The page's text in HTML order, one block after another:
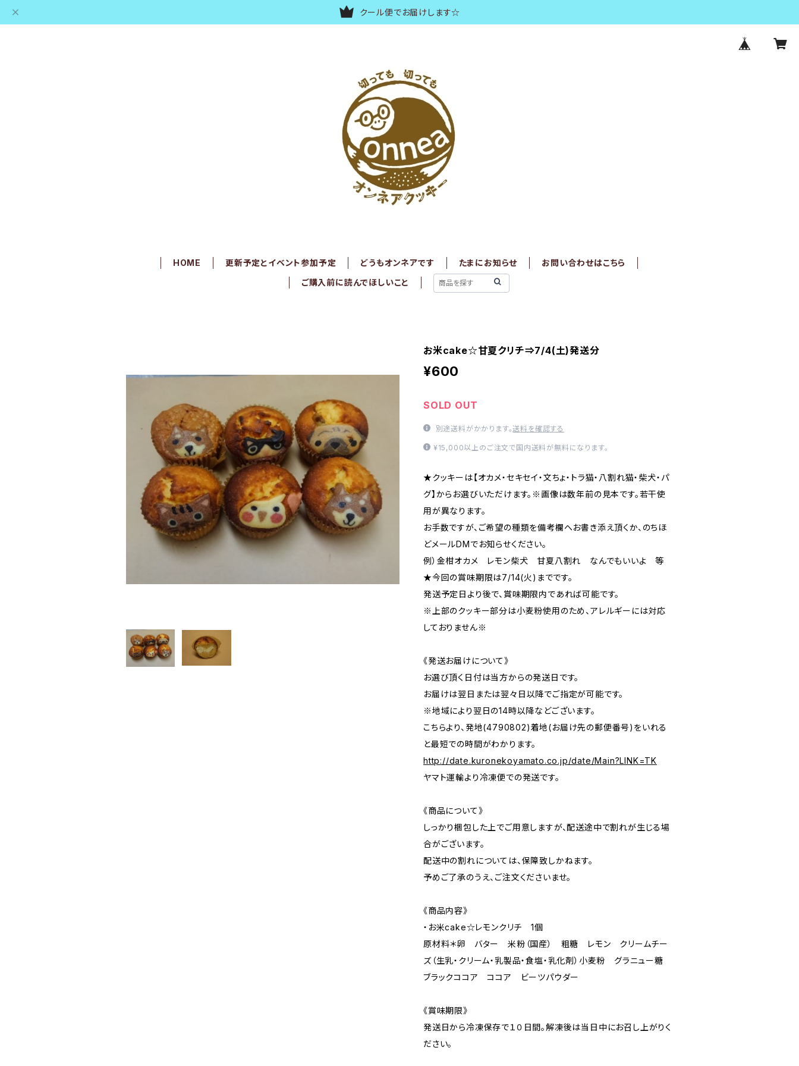
クール便でお届けします☆
HOME 更新予定とイベント参加予定 どうもオンネアです たまにお知らせ
お問い合わせはこちら
ご購入前に読んでほしいこと
お米cake☆甘夏クリチ⇒7/4(土)発送分
¥600
SOLD OUT
別途送料がかかります。送料を確認する
¥15,000以上のご注文で国内送料が無料になります。
★クッキーは【オカメ・セキセイ・文ちょ・トラ猫・八割れ猫・柴犬・パ
グ】からお選びいただけます。※画像は数年前の見本です。若干使
用が異なります。
お手数ですが、ご希望の種類を備考欄へお書き添え頂くか、のちほ
どメールDMでお知らせください。
例）金柑オカメ レモン柴犬 甘夏八割れ なんでもいいよ 等
★今回の賞味期限は7/14(火)までです。
発送予定日より後で、賞味期限内であれば可能です。
※上部のクッキー部分は小麦粉使用のため、アレルギーには対応
しておりません※
《発送お届けについて》
お選び頂く日付は当方からの発送日です。
お届けは翌日または翌々日以降でご指定が可能です。
※地域により翌日の14時以降などございます。
こちらより、発地(4790802)着地(お届け先の郵便番号)をいれる
と最短での時間がわかります。
http://date.kuronekoyamato.co.jp/date/Main?LINK=TK
ヤマト運輸より冷凍便での発送です。
《商品について》
しっかり梱包した上でご用意しますが、配送途中で割れが生じる場
合がございます。
配送中の割れについては、保障致しかねます。
予めご了承のうえ、ご注文くださいませ。
《商品内容》
・お米cake☆レモンクリチ 1個
原材料＊卵 バター 米粉（国産） 粗糖 レモン クリームチー
ズ（生乳・クリーム・乳製品・食塩・乳化剤）小麦粉 グラニュー糖
ブラックココア ココア ビーツパウダー
《賞味期限》
発送日から冷凍保存で１０日間。解凍後は当日中にお召し上がりく
ださい。